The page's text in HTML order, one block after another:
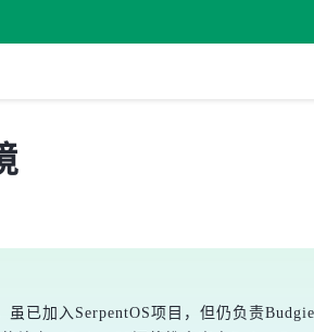
已加入SerpentOS项目，但仍负责